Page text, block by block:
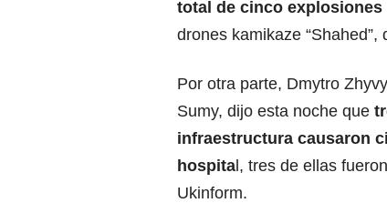
total de cinco explosiones
drones kamikaze
Por otra parte, Dmytro
Sumy, dijo esta noche que
infraestructura causaron
hospital, tres de ellas
Ukinform.